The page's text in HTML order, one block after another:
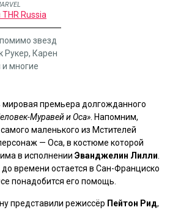
Russia
звезд
Карен
многие
мировая премьера долгожданного
Муравей и Оса» . Напомним,
маленького из Мстителей
— Оса, в костюме которой
в исполнении Эванджелин Лилли
времени остается в Сан-Франциско
понадобится его помощь.
представили режиссёр Пейтон Рид,